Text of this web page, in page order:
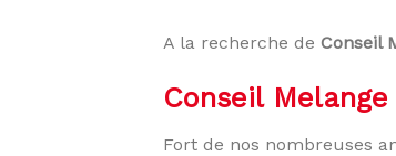
A la recherche de Conseil
Conseil
Fort de nos nombreuses